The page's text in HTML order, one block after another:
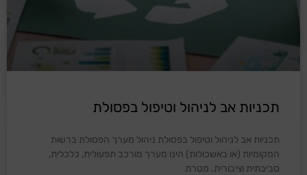
תכניות אב לניהול וטיפול בפסולת
תכניות אב לניהול וטיפול בפסולת ניהול מערך הפסולת ברשות
המקומיות (או באשכולות) הינו מערך מורכב תפעולית, כלכלית,
סביבתית וציבורית. מטרת